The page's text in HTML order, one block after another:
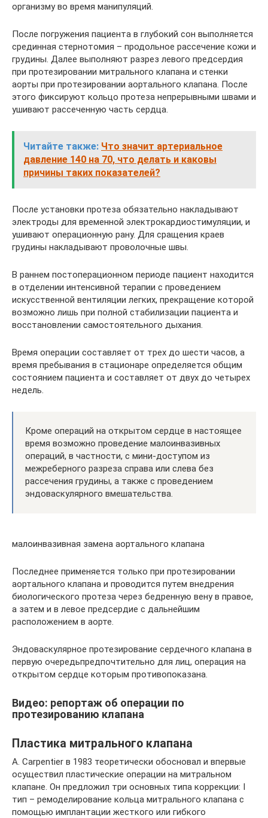
организму во время манипуляций.
После погружения пациента в глубокий сон выполняется
срединная стернотомия – продольное рассечение кожи и
грудины. Далее выполняют разрез левого предсердия
при протезировании митрального клапана и стенки
аорты при протезировании аортального клапана. После
этого фиксируют кольцо протеза непрерывными швами и
ушивают рассеченную часть сердца.
Читайте также: Что значит артериальное
давление 140 на 70, что делать и каковы
причины таких показателей?
После установки протеза обязательно накладывают
электроды для временной электрокардиостимуляции, и
ушивают операционную рану. Для сращения краев
грудины накладывают проволочные швы.
В раннем постоперационном периоде пациент находится
в отделении интенсивной терапии с проведением
искусственной вентиляции легких, прекращение которой
возможно лишь при полной стабилизации пациента и
восстановлении самостоятельного дыхания.
Время операции составляет от трех до шести часов, а
время пребывания в стационаре определяется общим
состоянием пациента и составляет от двух до четырех
недель.
Кроме операций на открытом сердце в настоящее
время возможно проведение малоинвазивных
операций, в частности, с мини-доступом из
межреберного разреза справа или слева без
рассечения грудины, а также с проведением
эндоваскулярного вмешательства.
малоинвазивная замена аортального клапана
Последнее применяется только при протезировании
аортального клапана и проводится путем внедрения
биологического протеза через бедренную вену в правое,
а затем и в левое предсердие с дальнейшим
расположением в аорте.
Эндоваскулярное протезирование сердечного клапана в
первую очередьпредпочтительно для лиц, операция на
открытом сердце которым противопоказана.
Видео: репортаж об операции по
протезированию клапана
Пластика митрального клапана
A. Carpentier в 1983 теоретически обосновал и впервые
осуществил пластические операции на митральном
клапане. Он предложил три основных типа коррекции: I
тип – ремоделирование кольца митрального клапана с
помощью имплантации жесткого или гибкого